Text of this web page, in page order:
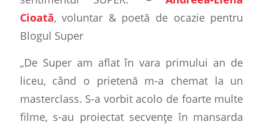
Cioată, voluntar & poetă de ocazie pentru
Blogul Super
„De Super am aflat în vara primului an de
liceu, când o prietenă m-a chemat la un
masterclass. S-a vorbit acolo de foarte multe
filme, s-au proiectat secvențe în mansarda